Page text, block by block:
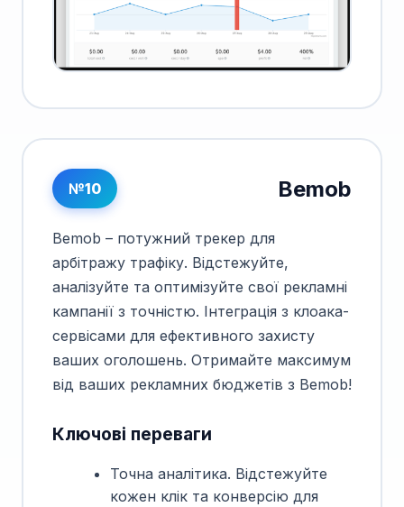
№10 Bemob
Bemob – потужний трекер для
арбітражу трафіку. Відстежуйте,
аналізуйте та оптимізуйте свої рекламні
кампанії з точністю. Інтеграція з клоака-
сервісами для ефективного захисту
ваших оголошень. Отримайте максимум
від ваших рекламних бюджетів з Bemob!
Ключові переваги
Точна аналітика. Відстежуйте
кожен клік та конверсію для